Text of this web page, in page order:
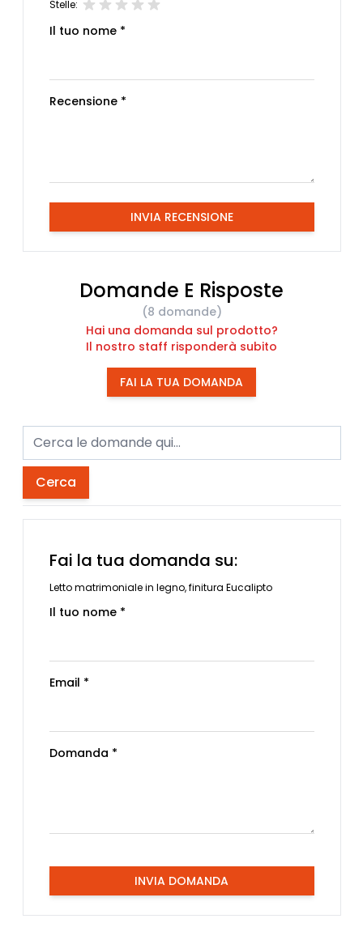
Stelle:
Il tuo nome *
Recensione *
INVIA RECENSIONE
Domande E Risposte
(8 domande)
Hai una domanda sul prodotto?
Il nostro staff risponderà subito
FAI LA TUA DOMANDA
Cerca
Fai la tua domanda su:
Letto matrimoniale in legno, finitura Eucalipto
Il tuo nome *
Email *
Domanda *
INVIA DOMANDA